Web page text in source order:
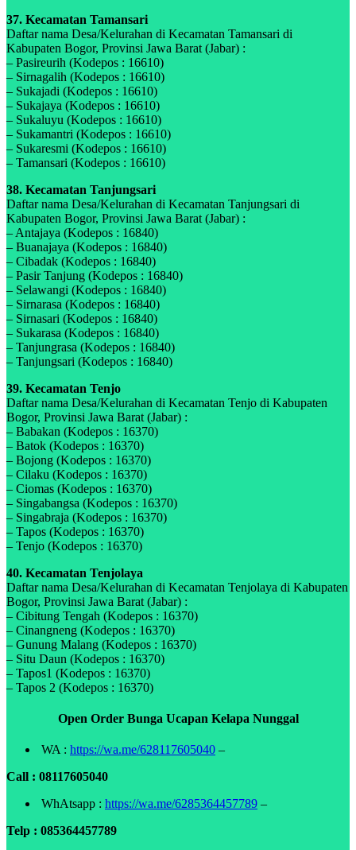
37. Kecamatan Tamansari
Daftar nama Desa/Kelurahan di Kecamatan Tamansari di
Kabupaten Bogor, Provinsi Jawa Barat (Jabar) :
– Pasireurih (Kodepos : 16610)
– Sirnagalih (Kodepos : 16610)
– Sukajadi (Kodepos : 16610)
– Sukajaya (Kodepos : 16610)
– Sukaluyu (Kodepos : 16610)
– Sukamantri (Kodepos : 16610)
– Sukaresmi (Kodepos : 16610)
– Tamansari (Kodepos : 16610)
38. Kecamatan Tanjungsari
Daftar nama Desa/Kelurahan di Kecamatan Tanjungsari di
Kabupaten Bogor, Provinsi Jawa Barat (Jabar) :
– Antajaya (Kodepos : 16840)
– Buanajaya (Kodepos : 16840)
– Cibadak (Kodepos : 16840)
– Pasir Tanjung (Kodepos : 16840)
– Selawangi (Kodepos : 16840)
– Sirnarasa (Kodepos : 16840)
– Sirnasari (Kodepos : 16840)
– Sukarasa (Kodepos : 16840)
– Tanjungrasa (Kodepos : 16840)
– Tanjungsari (Kodepos : 16840)
39. Kecamatan Tenjo
Daftar nama Desa/Kelurahan di Kecamatan Tenjo di Kabupaten
Bogor, Provinsi Jawa Barat (Jabar) :
– Babakan (Kodepos : 16370)
– Batok (Kodepos : 16370)
– Bojong (Kodepos : 16370)
– Cilaku (Kodepos : 16370)
– Ciomas (Kodepos : 16370)
– Singabangsa (Kodepos : 16370)
– Singabraja (Kodepos : 16370)
– Tapos (Kodepos : 16370)
– Tenjo (Kodepos : 16370)
40. Kecamatan Tenjolaya
Daftar nama Desa/Kelurahan di Kecamatan Tenjolaya di Kabupaten
Bogor, Provinsi Jawa Barat (Jabar) :
– Cibitung Tengah (Kodepos : 16370)
– Cinangneng (Kodepos : 16370)
– Gunung Malang (Kodepos : 16370)
– Situ Daun (Kodepos : 16370)
– Tapos1 (Kodepos : 16370)
– Tapos 2 (Kodepos : 16370)
Open Order Bunga Ucapan Kelapa Nunggal
WA : https://wa.me/628117605040 –
Call : 08117605040
WhAtsapp : https://wa.me/6285364457789 –
Telp : 085364457789